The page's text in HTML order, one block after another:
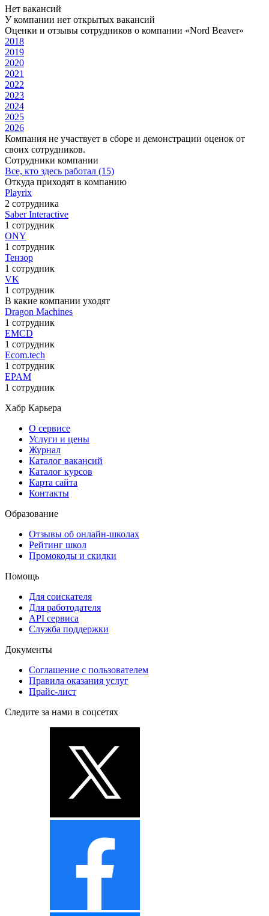
Нет вакансий
У компании нет открытых вакансий
Оценки и отзывы сотрудников о компании «Nord Beaver»
2018
2019
2020
2021
2022
2023
2024
2025
2026
Компания не участвует в сборе и демонстрации оценок от
своих сотрудников.
Сотрудники компании
Все, кто здесь работал (15)
Откуда приходят в компанию
Playrix
2 сотрудника
Saber Interactive
1 сотрудник
ONY
1 сотрудник
Тензор
1 сотрудник
VK
1 сотрудник
В какие компании уходят
Dragon Machines
1 сотрудник
EMCD
1 сотрудник
Ecom.tech
1 сотрудник
EPAM
1 сотрудник
Хабр Карьера
О сервисе
Услуги и цены
Журнал
Каталог вакансий
Каталог курсов
Карта сайта
Контакты
Образование
Отзывы об онлайн-школах
Рейтинг школ
Промокоды и скидки
Помощь
Для соискателя
Для работодателя
API сервиса
Служба поддержки
Документы
Соглашение с пользователем
Правила оказания услуг
Прайс-лист
Следите за нами в соцсетях